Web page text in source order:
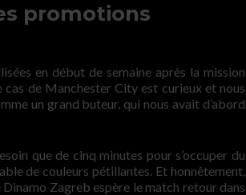
promotions
en début de semaine après la mission
cas de Manchester City est curieux et nous
un grand buteur, qui nous avait d’abord
que de cinq minutes pour s’occuper du
de couleurs pétillantes. Et honnêtement,
Zagreb espère le match retour dans